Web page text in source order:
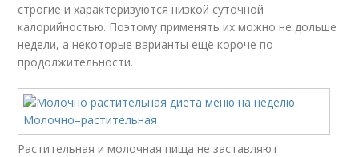
строгие и характеризуются низкой суточной
калорийностью. Поэтому применять их можно не дольше
недели, а некоторые варианты ещё короче по
продолжительности.
Растительная и молочная пища не заставляют